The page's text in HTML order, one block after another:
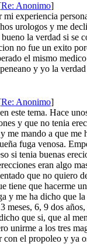
Re: Anonimo]
experiencia
urologos y me
la verdad si se
no fue un exito
el mismo
y yo la
Re: Anonimo]
este tema. Hace
y que no tenia
me mando a que
fuga venosa.
si tenia buenas
eran algo
que no quiero
tiene que hacerme
y me ha dicho que
meses, 6, 9 dos
que si, que al
unirme a los tres
el propoleo y ya